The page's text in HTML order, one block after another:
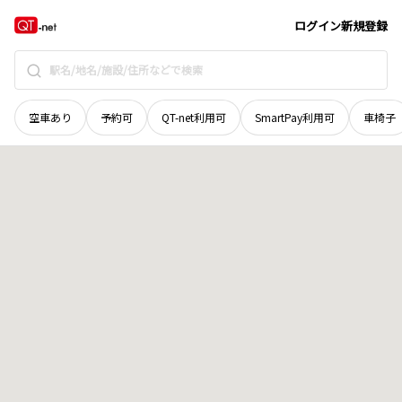
ログイン新規登録
空車あり 予約可 QT-net利用可 SmartPay利用可 車椅子
長野県